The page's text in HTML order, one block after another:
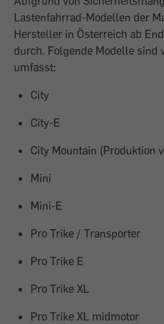
Lastenfahrrad-Modellen der
Hersteller in Österreich ab
durch. Folgende Modelle sind
umfasst:
City
City-E
City Mountain (Produktion
Mini
Mini-E
Pro Trike / Transporter
Pro Trike E
Pro Trike XL
Pro Trike XL midmotor